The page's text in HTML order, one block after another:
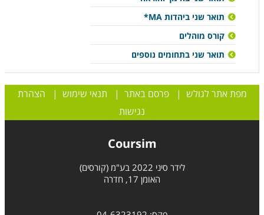
תואר שני ביהדות MA*
קורס מוהלים
תואר שני בתחומים נוספים
מפת אתר לגולש |פרסם באתר | תנאי שימוש | הצהרת
נגישות
Coursim
לידר סיני 2022 בע"מ (קורסים)
האומן 17, חדרה